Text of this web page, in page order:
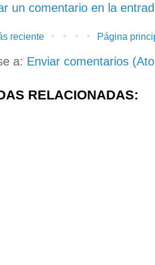
un comentario en la
reciente Página
a: Enviar comentarios
RELACIONADAS: